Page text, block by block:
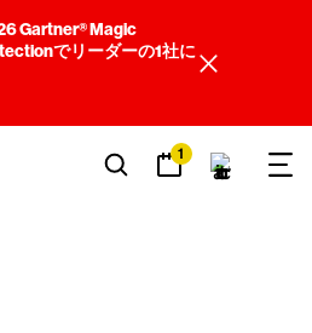
Gartner® Magic
でリーダーの1社に
1